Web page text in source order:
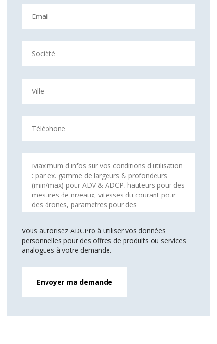
Vous autorisez ADCPro à utiliser vos données
personnelles pour des offres de produits ou services
analogues à votre demande.